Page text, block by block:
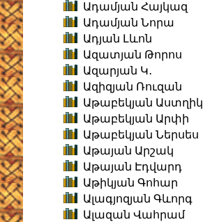
Ադամյան Հայկազ
Ադամյան Նորա
Ադյան Լևոն
Ազատյան Թորոս
Ազարյան Կ․
Ազիզյան Ռուզան
Աթաբեկյան Աստղիկ
Աթաբեկյան Արփի
Աթաբեկյան Ներսես
Աթայան Արշակ
Աթայան Էդվարդ
Աթիկյան Գոհար
Ալագյոզյան Գևորգ
Ալազան Վահրամ